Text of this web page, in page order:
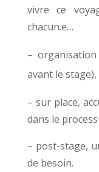
vivre ce
chacun.e…
–
avant le stage),
– sur place,
dans le
– post-stage,
de besoin.